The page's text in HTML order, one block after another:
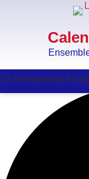
12 évènements